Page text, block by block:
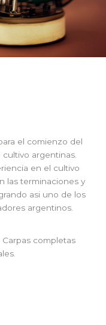
el comienzo del
argentinas.
en el cultivo
las terminaciones y
asi uno de los
argentinos.
completas